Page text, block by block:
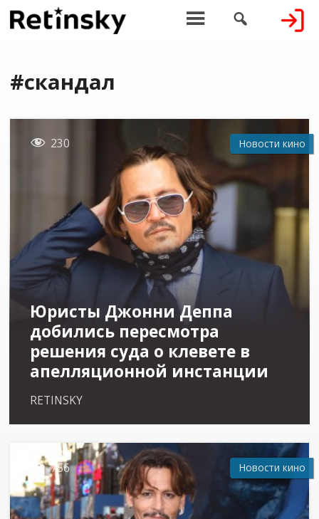
 
#скандал
 230 Новости кино
Юристы Джонни Деппа
добились пересмотра
решения суда о клевете в
апелляционной инстанции
RETINSKY
 756 Новости кино